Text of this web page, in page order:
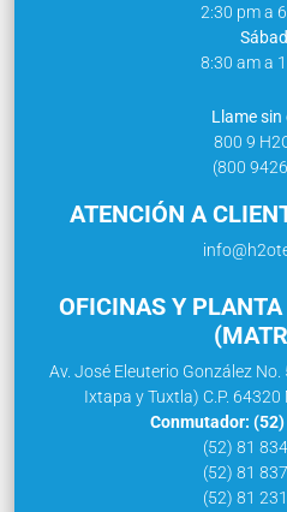
2:30 pm a
8:30 am a
Llame
800 9
(800
ATENCIÓN A
OFICINAS Y
Av. José Eleuterio González
Ixtapa y Tuxtla) C.P. 64320
Conmutador:
(52) 81
(52) 81
(52) 81